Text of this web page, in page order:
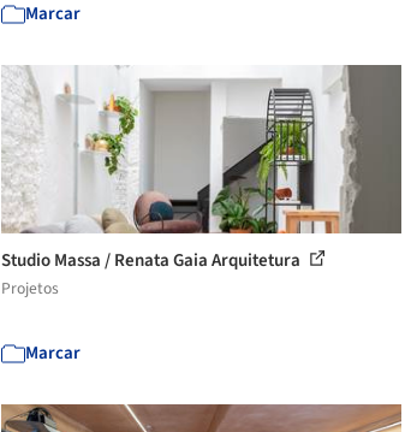
Marcar
Studio Massa / Renata Gaia Arquitetura
Projetos
Marcar